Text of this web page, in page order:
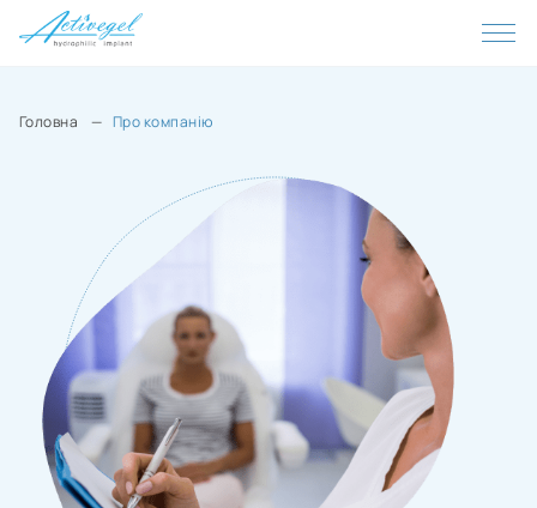
Головна Про компанію